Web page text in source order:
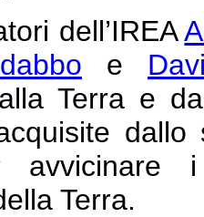
dell’IREA
e
Terra e
Terra.